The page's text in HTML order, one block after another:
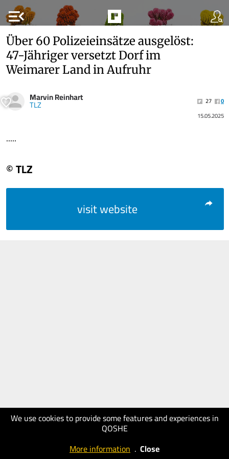
menu_open
We use cookies to provide some features and experiences in
QOSHE
More information . Close
Über 60 Polizeieinsätze ausgelöst:
47-Jähriger versetzt Dorf im
Weimarer Land in Aufruhr
Marvin Reinhart
TLZ 27
0
15.05.2025
.....
© TLZ
visit website